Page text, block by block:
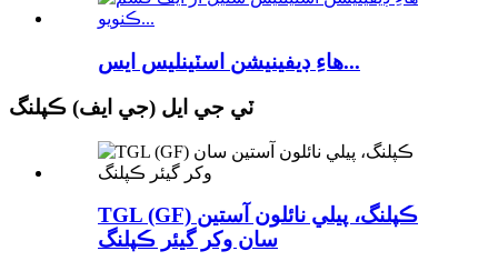
هاءِ ڊيفينيشن اسٽينلیس ايس...
ٽي جي ايل (جي ايف) ڪپلنگ
TGL (GF) ڪپلنگ، پيلي نائلون آستين
سان وکر گيئر ڪپلنگ